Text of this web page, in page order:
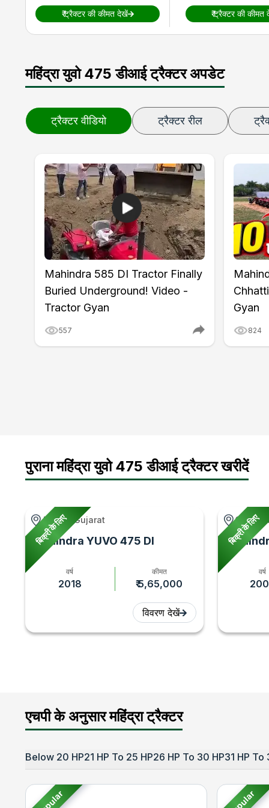
₹ट्रैक्टर की कीमत देखें ₹ट्रैक्टर की कीमत
महिंद्रा युवो 475 डीआई ट्रैक्टर अपडेट
ट्रैक्टर वीडियो ट्रैक्टर रील
Mahindra 585 DI Tractor Finally
Buried Underground! Video -
Tractor Gyan
557
Gyan
824
पुराना महिंद्रा युवो 475 डीआई ट्रैक्टर खरीदें
बिक्री के लिए
Anand, Gujarat
Mahindra YUVO 475 DI
वर्ष
2018
कीमत
₹ 5,65,000
विवरण देखें
बिक्री के लिए
Gohad,
वर्ष
एचपी के अनुसार महिंद्रा ट्रैक्टर
Below 20 HP21 HP To 25 HP26 HP To 30 HP31 HP To